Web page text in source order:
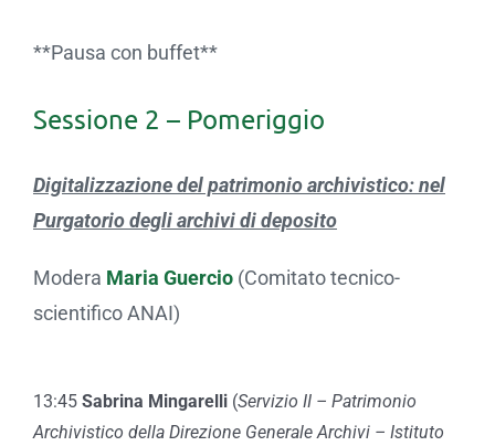
**Pausa con buffet**
Sessione 2 – Pomeriggio
Digitalizzazione del patrimonio archivistico: nel
Purgatorio degli archivi di deposito
Modera Maria Guercio (Comitato tecnico-
scientifico ANAI)
13:45 Sabrina Mingarelli(Servizio II – Patrimonio
Archivistico della Direzione Generale Archivi – Istituto